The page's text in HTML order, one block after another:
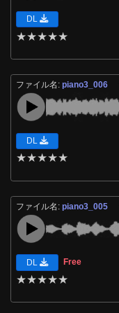
DL
★★★★★
ファイル名:piano3_006
DL
★★★★★
ファイル名:piano3_005
DL Free
★★★★★